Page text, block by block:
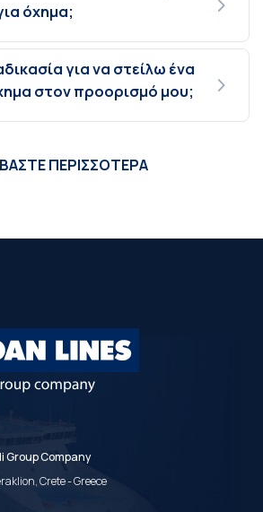
όχημα;
για να στείλω ένα
στον προορισμό μου;
ΠΕΡΙΣΣΟΤΕΡΑ
Group Company
Crete - Greece